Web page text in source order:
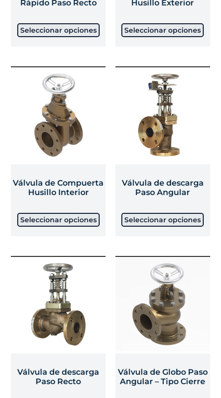
Rápido Paso Recto
Seleccionar opciones
Husillo Exterior
Seleccionar opciones
Válvula de Compuerta
Husillo Interior
Seleccionar opciones
Válvula de descarga
Paso Angular
Seleccionar opciones
Válvula de descarga
Paso Recto
Válvula de Globo Paso
Angular – Tipo Cierre